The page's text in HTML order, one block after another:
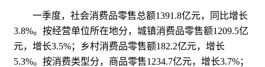
一季度，社会消费品零售总额1391.8亿元，同比增长
3.8%。按经营单位所在地分，城镇消费品零售额1209.5亿
元，增长3.5%；乡村消费品零售额182.2亿元，增长
5.3%。按消费类型分，商品零售1234.7亿元，增长3.7%；